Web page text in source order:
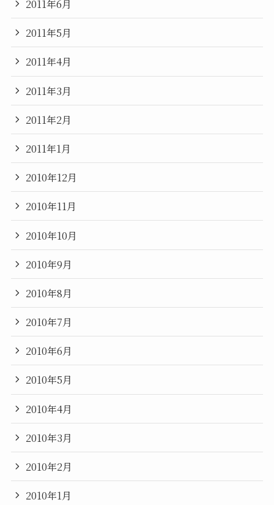
2011年6月
2011年5月
2011年4月
2011年3月
2011年2月
2011年1月
2010年12月
2010年11月
2010年10月
2010年9月
2010年8月
2010年7月
2010年6月
2010年5月
2010年4月
2010年3月
2010年2月
2010年1月